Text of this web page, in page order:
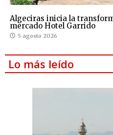
Algeciras inicia la
mercado Hotel Garrido
5 agosto 2026
Lo más leído